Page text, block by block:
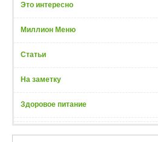
Это интересно
Миллион Меню
Статьи
На заметку
Здоровое питание